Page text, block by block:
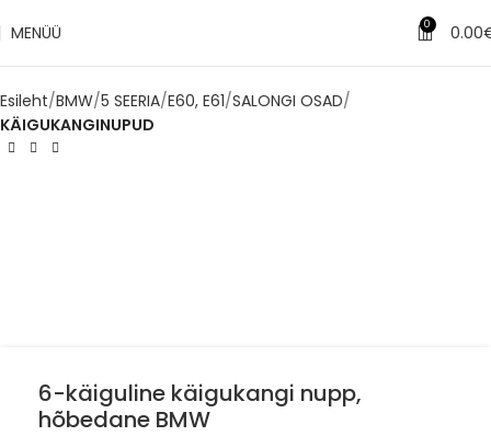
MENÜÜ 0 0.00
Esileht BMW 5 SEERIA E60, E61 SALONGI OSAD
KÄIGUKANGINUPUD
6-käiguline käigukangi nupp,
hõbedane BMW
✔Tarne 1–3 tööpäeva jooksul